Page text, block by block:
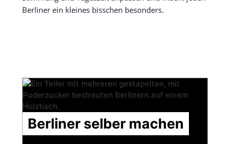
Berliner ein kleines bisschen besonders.
Berliner selber machen